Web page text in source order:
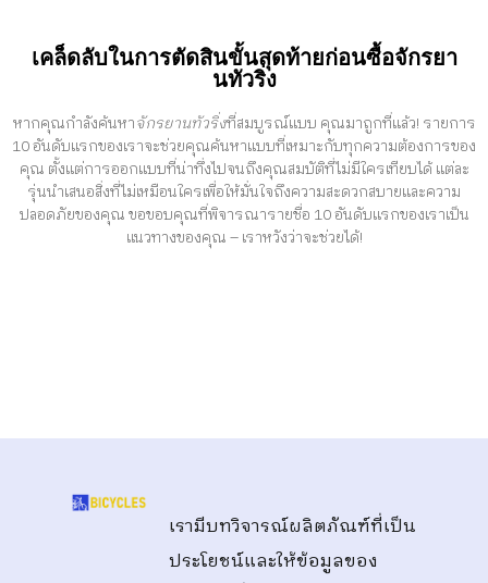
เคล็ดลับในการตัดสินขั้นสุดท้ายก่อนซื้อจักรยา
นทัวริ่ง
หากคุณกำลังค้นหาจักรยานทัวริ่งที่สมบูรณ์แบบ คุณมาถูกที่แล้ว! รายการ
10 อันดับแรกของเราจะช่วยคุณค้นหาแบบที่เหมาะกับทุกความต้องการของ
คุณ ตั้งแต่การออกแบบที่น่าทึ่งไปจนถึงคุณสมบัติที่ไม่มีใครเทียบได้ แต่ละ
รุ่นนำเสนอสิ่งที่ไม่เหมือนใครเพื่อให้มั่นใจถึงความสะดวกสบายและความ
ปลอดภัยของคุณ ขอขอบคุณที่พิจารณารายชื่อ 10 อันดับแรกของเราเป็น
แนวทางของคุณ – เราหวังว่าจะช่วยได้!
เรามีบทวิจารณ์ผลิตภัณฑ์ที่เป็น
ประโยชน์และให้ข้อมูลของ